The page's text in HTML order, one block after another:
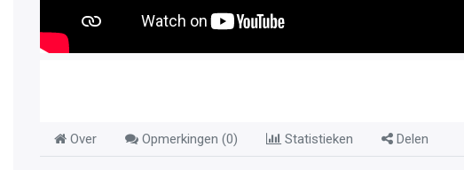
Over Opmerkingen (0) Statistieken Delen